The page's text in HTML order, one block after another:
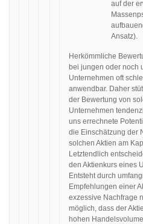
auf der
Ansatz).
Herkömmliche
bei jungen oder noch
Unternehmen oft
anwendbar. Daher
der Bewertung von
Unternehmen
uns errechnete
die Einschätzung der
solchen Aktien am
Letztendlich
den Aktienkurs eines
Entsteht durch
Empfehlungen einer
exzessive Nachfrage
möglich, dass der
hohen